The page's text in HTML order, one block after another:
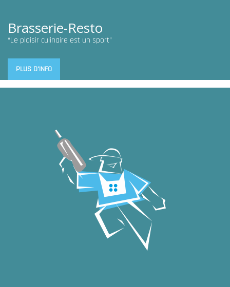
Brasserie-Resto
“Le plaisir culinaire est un sport”
PLUS D'INFO